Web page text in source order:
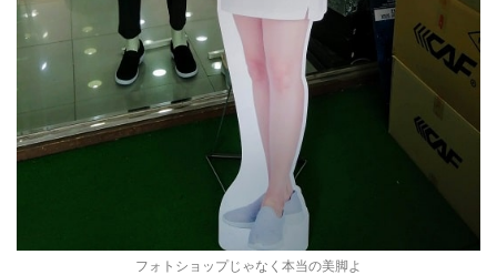
フォトショップじゃなく本当の美脚よ